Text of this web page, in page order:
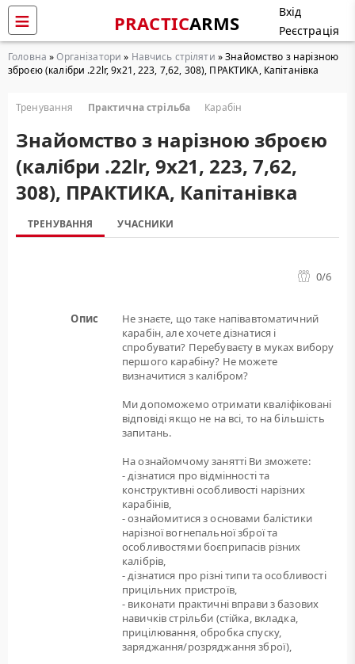
PRACTICARMS
Вхід
Реєстрація
Головна »Організатори » Навчись стріляти » Знайомство з нарізною
зброєю (калібри .22lr, 9х21, 223, 7,62, 308), ПРАКТИКА, Капітанівка
Тренування Практична стрільба Карабін
Знайомство з нарізною зброєю
(калібри .22lr, 9х21, 223, 7,62,
308), ПРАКТИКА, Капітанівка
ТРЕНУВАННЯ УЧАСНИКИ
0/6
Опис
Не знаєте, що таке напівавтоматичний
карабін, але хочете дізнатися і
спробувати? Перебуваєту в муках вибору
першого карабіну? Не можете
визначитися з калібром?
Ми допоможемо отримати кваліфіковані
відповіді якщо не на всі, то на більшість
запитань.
На ознайомчому занятті Ви зможете:
- дізнатися про відмінності та
конструктивні особливості нарізних
карабінів,
- ознайомитися з основами балістики
нарізної вогнепальної зброї та
особливостями боєприпасів різних
калібрів,
- дізнатися про різні типи та особливості
прицільних пристроїв,
- виконати практичні вправи з базових
навичків стрільби (стійка, вкладка,
прицілювання, обробка спуску,
заряджання/розряджання зброї),